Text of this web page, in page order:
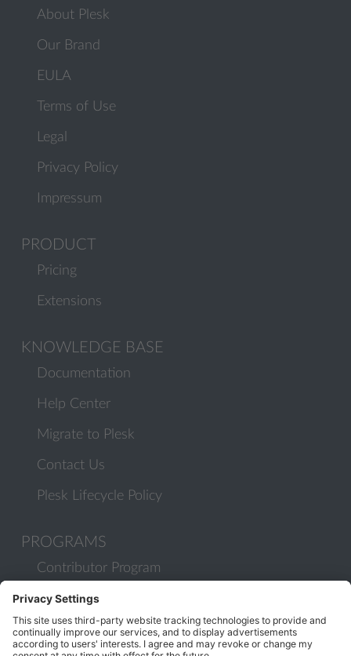
About Plesk
Our Brand
EULA
Terms of Use
Legal
Privacy Policy
Impressum
PRODUCT
Pricing
Extensions
KNOWLEDGE BASE
Documentation
Help Center
Migrate to Plesk
Contact Us
Plesk Lifecycle Policy
PROGRAMS
Contributor Program
Partner Program
COMMUNITY